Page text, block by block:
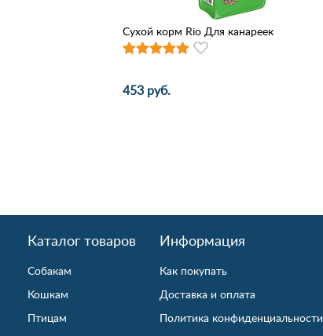
Сухой корм Rio Для канареек
453 руб.
Каталог товаров
Собакам
Кошкам
Птицам
Информация
Как покупать
Доставка и оплата
Политика конфиденциальности